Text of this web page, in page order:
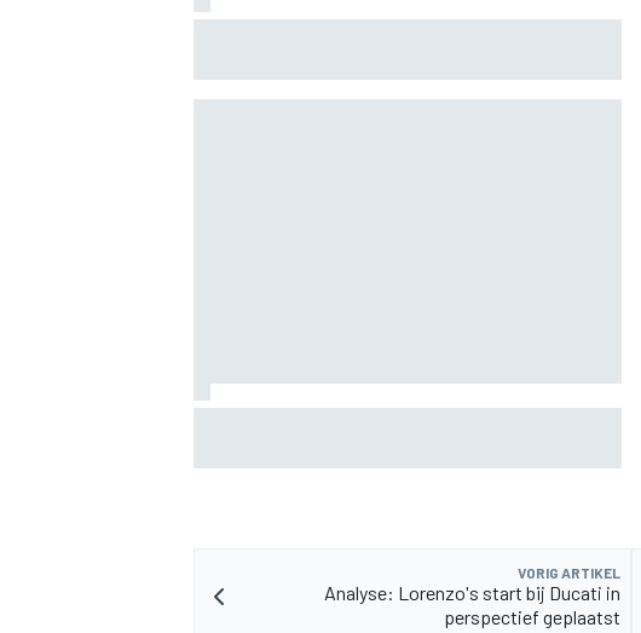
VORIG ARTIKEL
Analyse: Lorenzo's start bij Ducati in
perspectief geplaatst